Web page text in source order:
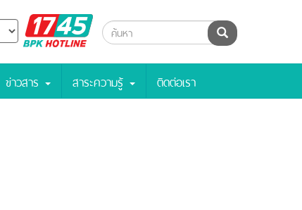
BPK
Hotline
ค้นหา
ข่าวสาร สาระความรู้ ติดต่อเรา